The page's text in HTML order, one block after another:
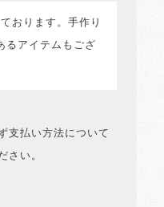
おります。手作り
るアイテムもござ
支払い方法について
さい。